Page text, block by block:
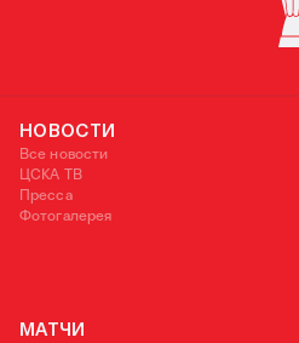
НОВОСТИ
Все новости
ЦСКА ТВ
Пресса
Фотогалерея
МАТЧИ